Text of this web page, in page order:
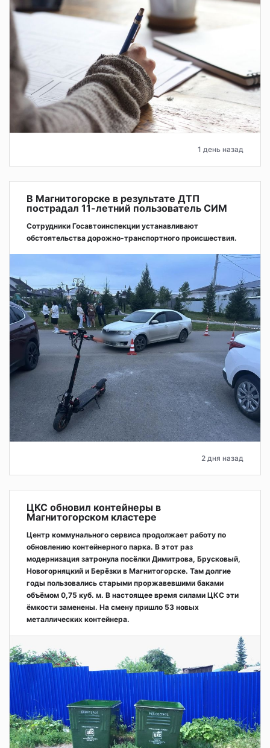
1 день назад
В Магнитогорске в результате ДТП
пострадал 11-летний пользователь СИМ
Сотрудники Госавтоинспекции устанавливают
обстоятельства дорожно-транспортного происшествия.
2 дня назад
ЦКС обновил контейнеры в
Магнитогорском кластере
Центр коммунального сервиса продолжает работу по
обновлению контейнерного парка. В этот раз
модернизация затронула посёлки Димитрова, Брусковый,
Новогорняцкий и Берёзки в Магнитогорске. Там долгие
годы пользовались старыми проржавевшими баками
объёмом 0,75 куб. м. В настоящее время силами ЦКС эти
ёмкости заменены. На смену пришло 53 новых
металлических контейнера.